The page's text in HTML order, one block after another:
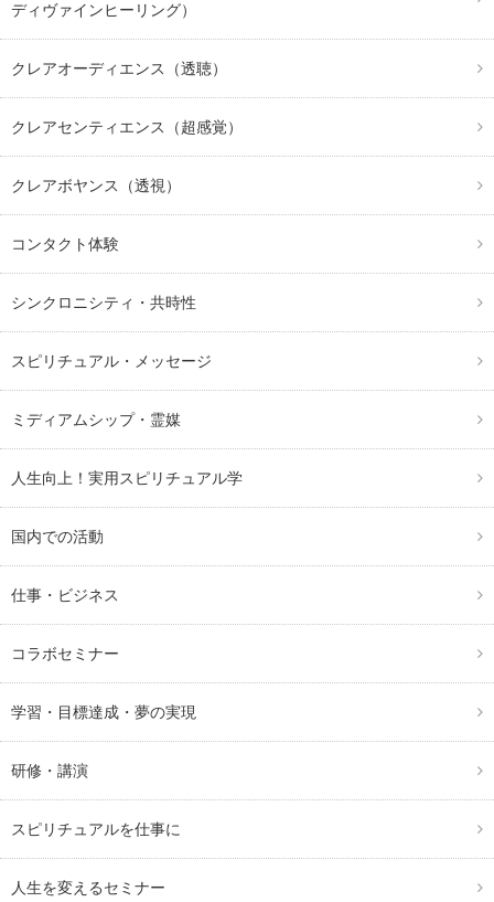
ディヴァインヒーリング）
クレアオーディエンス（透聴）
クレアセンティエンス（超感覚）
クレアボヤンス（透視）
コンタクト体験
シンクロニシティ・共時性
スピリチュアル・メッセージ
ミディアムシップ・霊媒
人生向上！実用スピリチュアル学
国内での活動
仕事・ビジネス
コラボセミナー
学習・目標達成・夢の実現
研修・講演
スピリチュアルを仕事に
人生を変えるセミナー